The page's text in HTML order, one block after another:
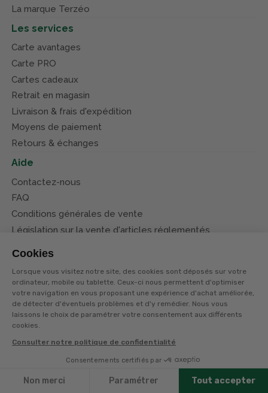
Cookies
Lorsque vous visitez notre site, des cookies sont déposés sur votre
ordinateur, mobile ou tablette. Ceux-ci nous permettent d'optimiser
votre navigation en vous proposant une expérience d'achat améliorée,
de détecter d'éventuels problèmes et d'y remédier. Nous vous
laissons le choix de paramétrer votre consentement aux différents
cookies.
Consulter notre politique de confidentialité
Consentements certifiés par
Non merci Paramétrer Tout accepter
Filtres
La marque Terzéo
Les services
Carte avantages
Carte PRO
Cartes cadeaux
Retrait en magasin
Livraison & frais d'expédition
Moyens de paiement
Retours & échanges
Aide
Contactez-nous
FAQ
Conditions générales de vente
Législation sur la vente d'articles réglementés
Suivez-nous
Politique de confidentialité
Mentions légales